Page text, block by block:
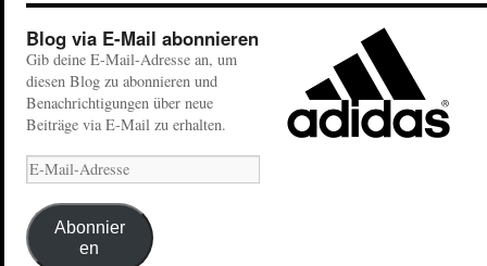
Blog via E-Mail abonnieren
Gib deine E-Mail-Adresse an, um
diesen Blog zu abonnieren und
Benachrichtigungen über neue
Beiträge via E-Mail zu erhalten.
Abonnier
en